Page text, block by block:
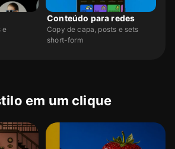
e
Conteúdo para redes
Copy de capa, posts e sets
short-form
em um clique
iMini Creative Agent